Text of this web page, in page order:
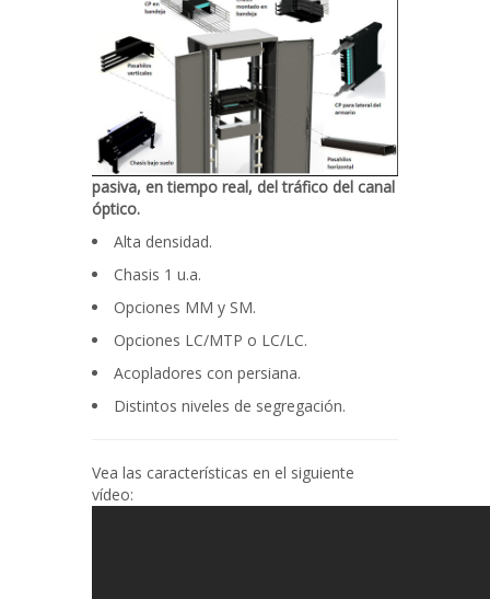
pasiva, en tiempo real, del tráfico del canal
óptico.
Alta densidad.
Chasis 1 u.a.
Opciones MM y SM.
Opciones LC/MTP o LC/LC.
Acopladores con persiana.
Distintos niveles de segregación.
Vea las características en el siguiente
vídeo: